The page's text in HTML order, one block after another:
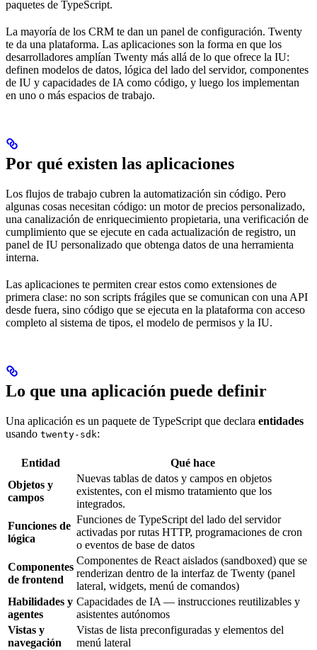
paquetes de TypeScript.
La mayoría de los CRM te dan un panel de configuración. Twenty
te da una plataforma. Las aplicaciones son la forma en que los
desarrolladores amplían Twenty más allá de lo que ofrece la IU:
definen modelos de datos, lógica del lado del servidor, componentes
de IU y capacidades de IA como código, y luego los implementan
en uno o más espacios de trabajo.
Por qué existen las aplicaciones
Los flujos de trabajo cubren la automatización sin código. Pero
algunas cosas necesitan código: un motor de precios personalizado,
una canalización de enriquecimiento propietaria, una verificación de
cumplimiento que se ejecute en cada actualización de registro, un
panel de IU personalizado que obtenga datos de una herramienta
interna.
Las aplicaciones te permiten crear estos como extensiones de
primera clase: no son scripts frágiles que se comunican con una API
desde fuera, sino código que se ejecuta en la plataforma con acceso
completo al sistema de tipos, el modelo de permisos y la IU.
Lo que una aplicación puede definir
Una aplicación es un paquete de TypeScript que declara entidades
usando twenty-sdk:
Entidad
Qué hace
Objetos y
campos
Nuevas tablas de datos y campos en objetos
existentes, con el mismo tratamiento que los
integrados.
Funciones de
lógica
Funciones de TypeScript del lado del servidor
activadas por rutas HTTP, programaciones de cron
o eventos de base de datos
Componentes
de frontend
Componentes de React aislados (sandboxed) que se
renderizan dentro de la interfaz de Twenty (panel
lateral, widgets, menú de comandos)
Habilidades y
agentes
Capacidades de IA — instrucciones reutilizables y
asistentes autónomos
Vistas y
navegación
Vistas de lista preconfiguradas y elementos del
menú lateral